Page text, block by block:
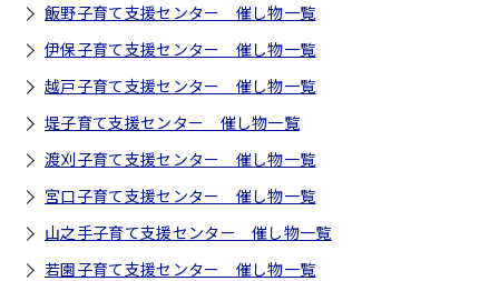
飯野子育て支援センター 催し物一覧
伊保子育て支援センター 催し物一覧
越戸子育て支援センター 催し物一覧
堤子育て支援センター 催し物一覧
渡刈子育て支援センター 催し物一覧
宮口子育て支援センター 催し物一覧
山之手子育て支援センター 催し物一覧
若園子育て支援センター 催し物一覧